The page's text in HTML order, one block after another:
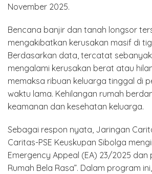
November 2025.
Bencana banjir dan tanah longsor
mengakibatkan kerusakan masif di
Berdasarkan data, tercatat sebanyak
mengalami kerusakan berat atau
memaksa ribuan keluarga tinggal di
waktu lama. Kehilangan rumah
keamanan dan kesehatan keluarga.
Sebagai respon nyata, Jaringan
Caritas-PSE Keuskupan Sibolga
Emergency Appeal (EA) 23/2025 dan
Rumah Bela Rasa”. Dalam program